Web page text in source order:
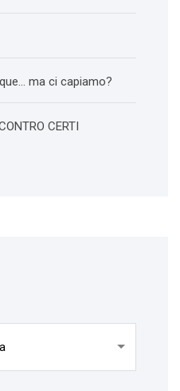
ma ci capiamo?
CERTI